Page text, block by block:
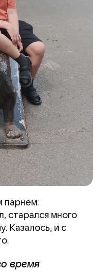
парнем:
старался много
Казалось, и с
время